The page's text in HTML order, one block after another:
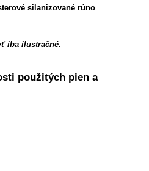
silanizované rúno
iba ilustračné.
použitých pien a